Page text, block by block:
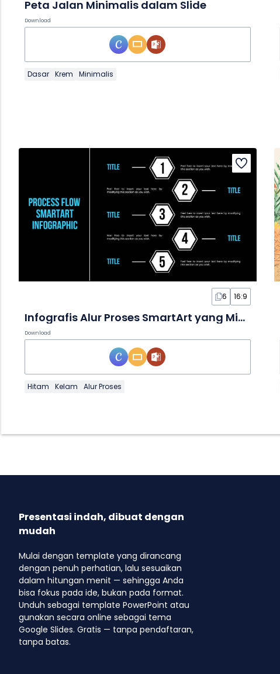
Peta Jalan Minimalis dalam Slide
Download
Dasar Krem Minimalis
6 16:9
Infografis Alur Proses SmartArt yang Minimalis dalam Slide
Download
Hitam Kelam Alur Proses
Presentasi indah, dibuat dengan
mudah
Mulai dengan template yang dirancang
dengan penuh perhatian, lalu sesuaikan
dalam hitungan menit — sehingga Anda
bisa fokus pada ide, bukan pada format.
Unduh sebagai template PowerPoint atau
gunakan secara online sebagai tema
Google Slides. Gratis — tanpa pendaftaran,
tanpa batas.